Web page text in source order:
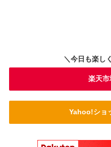
＼今日も楽し
楽天
Yahoo!ショ